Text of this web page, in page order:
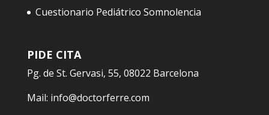
Cuestionario Pediátrico Somnolencia
PIDE CITA
Pg. de St. Gervasi, 55, 08022 Barcelona
Mail: info@doctorferre.com